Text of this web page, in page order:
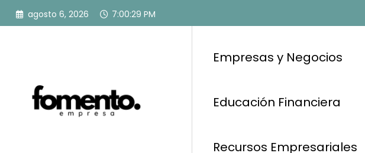
Saltar
agosto 6, 2026 7:00:30 PM
Empresas y Negocios
Educación Financiera
Recursos Empresariales